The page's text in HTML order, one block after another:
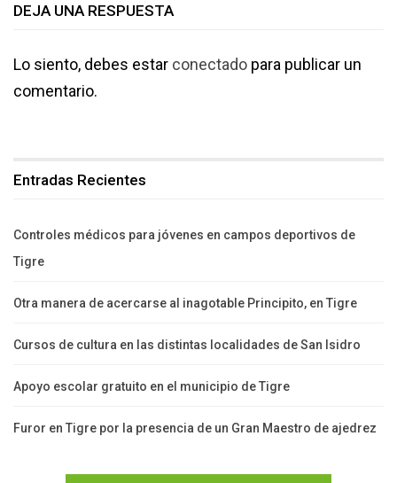
DEJA UNA RESPUESTA
Lo siento, debes estar conectado para publicar un
comentario.
Entradas Recientes
Controles médicos para jóvenes en campos deportivos de
Tigre
Otra manera de acercarse al inagotable Principito, en Tigre
Cursos de cultura en las distintas localidades de San Isidro
Apoyo escolar gratuito en el municipio de Tigre
Furor en Tigre por la presencia de un Gran Maestro de ajedrez